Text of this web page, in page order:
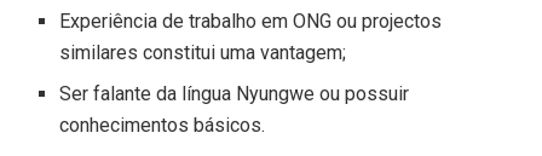
Experiência de trabalho em ONG ou projectos
similares constitui uma vantagem;
Ser falante da língua Nyungwe ou possuir
conhecimentos básicos.